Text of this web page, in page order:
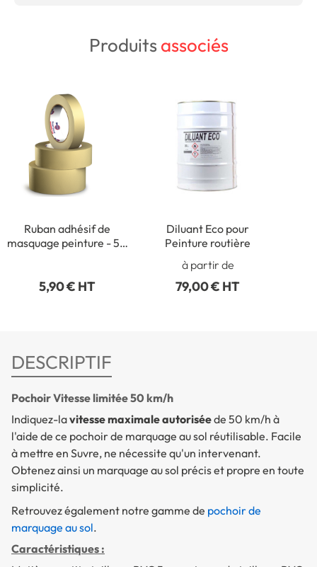
Produitsassociés
Ruban adhésif de
masquage peinture - 50
5,90 € HT
Diluant Eco pour
Peinture routière
à partir de
79,00 € HT
DESCRIPTIF
Pochoir Vitesse limitée 50 km/h
Indiquez-lavitesse maximale autoriséede 50 km/h à
l'aide de ce pochoir de marquage au sol réutilisable. Facile
à mettre en Suvre, ne nécessite qu'un intervenant.
Obtenez ainsi un marquage au sol précis et propre en toute
simplicité.
Retrouvez également notre gamme de pochoir de
marquage au sol.
Caractéristiques :